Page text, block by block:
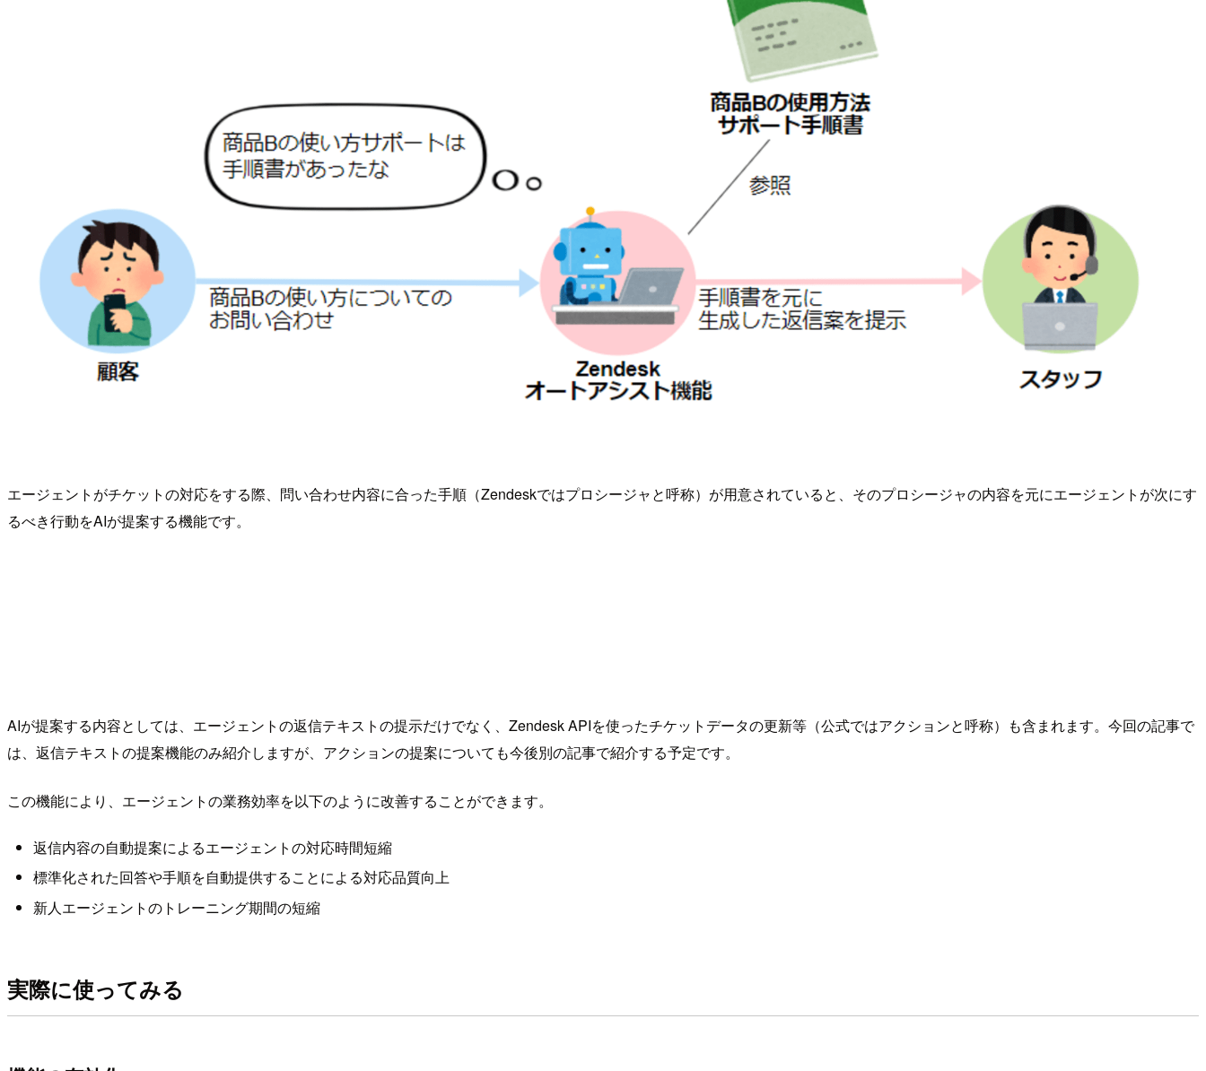
エージェントがチケットの対応をする際、問い合わせ内容に合った手順（Zendeskではプロシージャと呼称）が用意されていると、そのプロシージャの内容を元にエージェントが次にす
るべき行動をAIが提案する機能です。
AIが提案する内容としては、エージェントの返信テキストの提示だけでなく、Zendesk APIを使ったチケットデータの更新等（公式ではアクションと呼称）も含まれます。今回の記事で
は、返信テキストの提案機能のみ紹介しますが、アクションの提案についても今後別の記事で紹介する予定です。
この機能により、エージェントの業務効率を以下のように改善することができます。
返信内容の自動提案によるエージェントの対応時間短縮
標準化された回答や手順を自動提供することによる対応品質向上
新人エージェントのトレーニング期間の短縮
実際に使ってみる